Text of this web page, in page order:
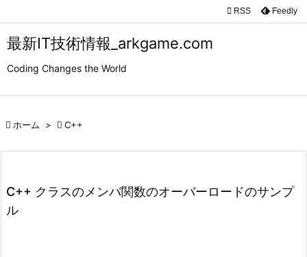
最新IT技術情報_arkgame.com
Coding Changes the World


検索
 RSS Feedly
 ホーム >  C++
C++ クラスのメンバ関数のオーバーロードのサンプ
ル